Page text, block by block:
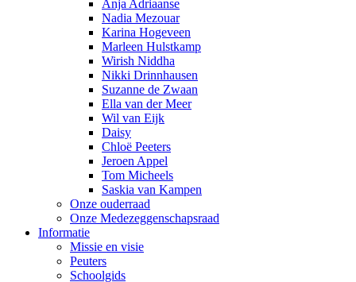
Anja Adriaanse
Nadia Mezouar
Karina Hogeveen
Marleen Hulstkamp
Wirish Niddha
Nikki Drinnhausen
Suzanne de Zwaan
Ella van der Meer
Wil van Eijk
Daisy
Chloë Peeters
Jeroen Appel
Tom Micheels
Saskia van Kampen
Onze ouderraad
Onze Medezeggenschapsraad
Informatie
Missie en visie
Peuters
Schoolgids